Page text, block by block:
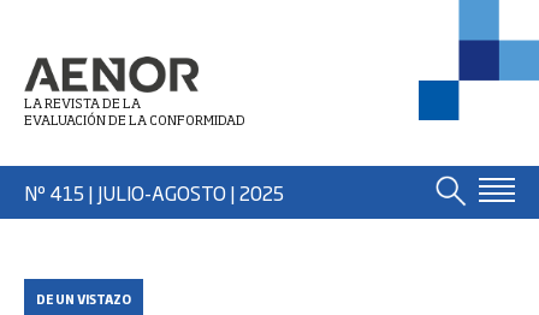
LA REVISTA DE LA
EVALUACIÓN DE LA CONFORMIDAD
Nº 415 | JULIO-AGOSTO| 2025
DE UN VISTAZO